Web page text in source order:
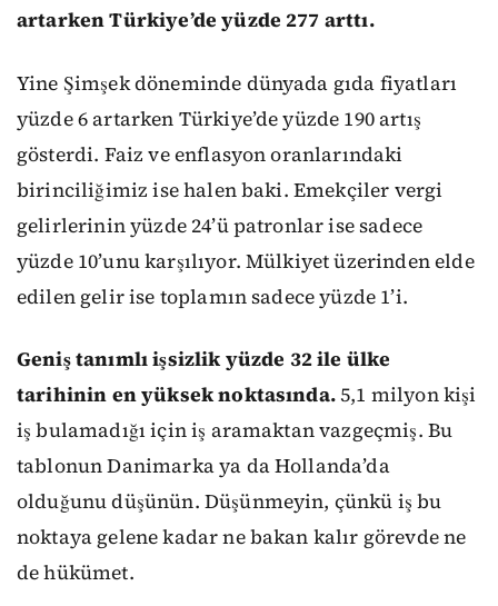
artarken Türkiye’de yüzde 277 arttı.
Yine Şimşek döneminde dünyada gıda fiyatları
yüzde 6 artarken Türkiye’de yüzde 190 artış
gösterdi. Faiz ve enflasyon oranlarındaki
birinciliğimiz ise halen baki. Emekçiler vergi
gelirlerinin yüzde 24’ü patronlar ise sadece
yüzde 10’unu karşılıyor. Mülkiyet üzerinden elde
edilen gelir ise toplamın sadece yüzde 1’i.
Geniş tanımlı işsizlik yüzde 32 ile ülke
tarihinin en yüksek noktasında.5,1 milyon kişi
iş bulamadığı için iş aramaktan vazgeçmiş. Bu
tablonun Danimarka ya da Hollanda’da
olduğunu düşünün. Düşünmeyin, çünkü iş bu
noktaya gelene kadar ne bakan kalır görevde ne
de hükümet.